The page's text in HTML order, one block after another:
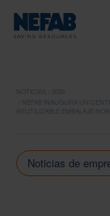
NOTICIAS
NEFAB INAUGURA UN
REUTILIZABLE EMBALAJE
Noticias de